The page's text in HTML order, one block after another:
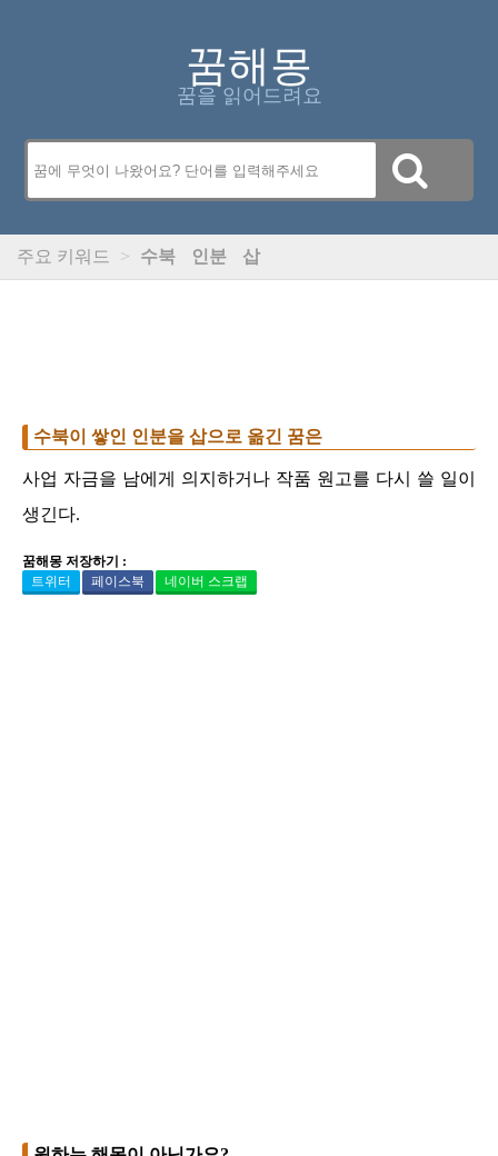
꿈해몽
꿈을 읽어드려요
주요 키워드 > 수북 인분 삽
수북이 쌓인 인분을 삽으로 옮긴 꿈은
사업 자금을 남에게 의지하거나 작품 원고를 다시 쓸 일이
생긴다.
꿈해몽 저장하기 :
트위터
페이스북 네이버 스크랩